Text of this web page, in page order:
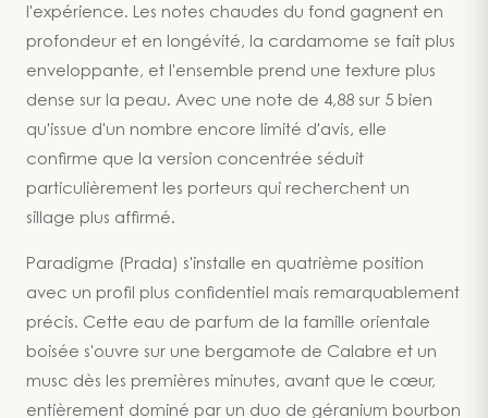
l'expérience. Les notes chaudes du fond gagnent en
profondeur et en longévité, la cardamome se fait plus
enveloppante, et l'ensemble prend une texture plus
dense sur la peau. Avec une note de 4,88 sur 5 bien
qu'issue d'un nombre encore limité d'avis, elle
confirme que la version concentrée séduit
particulièrement les porteurs qui recherchent un
sillage plus affirmé.
Paradigme (Prada) s'installe en quatrième position
avec un profil plus confidentiel mais remarquablement
précis. Cette eau de parfum de la famille orientale
boisée s'ouvre sur une bergamote de Calabre et un
musc dès les premières minutes, avant que le cœur,
entièrement dominé par un duo de géranium bourbon